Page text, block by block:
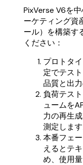
PixVerse V6を
ーケティング資
ール）を構築す
ください：
プロトタ
定でテス
品質と出
負荷テス
ュームを
力の再生
測定します
本番フェ
えるとテ
め、使用